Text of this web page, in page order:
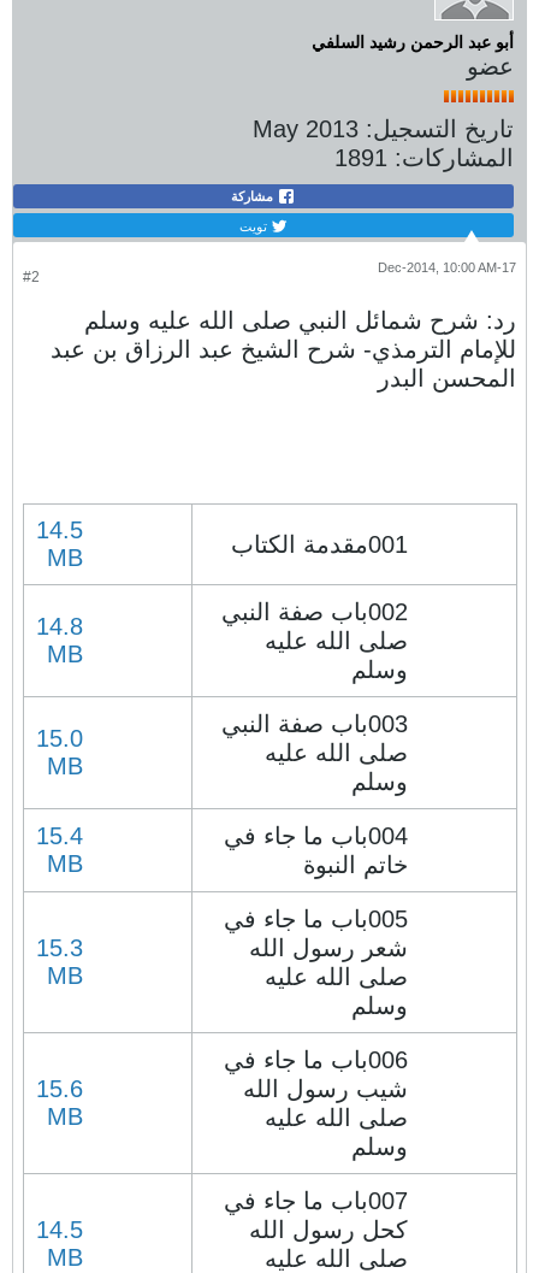
أبو عبد الرحمن رشيد السلفي
عضو
تاريخ التسجيل: May 2013
المشاركات: 1891
مشاركة
تويت
#2
17-Dec-2014, 10:00 AM
رد: شرح شمائل النبي صلى الله عليه وسلم
للإمام الترمذي- شرح الشيخ عبد الرزاق بن عبد
المحسن البدر
001مقدمة الكتاب
14.5
MB
002باب صفة النبي
صلى الله عليه
وسلم
14.8
MB
003باب صفة النبي
صلى الله عليه
وسلم
15.0
MB
004باب ما جاء في
خاتم النبوة
15.4
MB
005باب ما جاء في
شعر رسول الله
صلى الله عليه
وسلم
15.3
MB
006باب ما جاء في
شيب رسول الله
صلى الله عليه
وسلم
15.6
MB
007باب ما جاء في
كحل رسول الله
صلى الله عليه
14.5
MB